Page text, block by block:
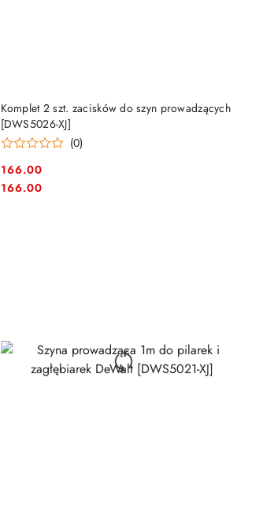
Komplet 2 szt. zacisków do szyn prowadzących
[DWS5026-XJ]
(0)
Cena:
166.00
Cena:
166.00
DO KOSZYKA